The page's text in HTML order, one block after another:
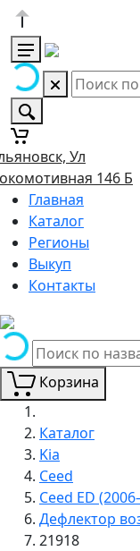
Ул
146 Б
Главная
Каталог
Регионы
Выкуп
Контакты
Корзина
Каталог
Kia
Ceed
Ceed ED
Дефлектор
21918